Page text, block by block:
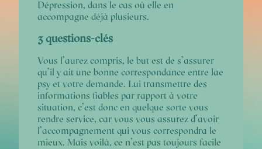
Dépression, dans le cas où elle en
accompagne déjà plusieurs.
3 questions-clés
Vous l’aurez compris, le but est de s’assurer
qu’il y ait une bonne correspondance entre lae
psy et votre demande. Lui transmettre des
informations fiables par rapport à votre
situation, c’est donc en quelque sorte vous
rendre service, car vous vous assurez d’avoir
l’accompagnement qui vous correspondra le
mieux. Mais voilà, ce n’est pas toujours facile